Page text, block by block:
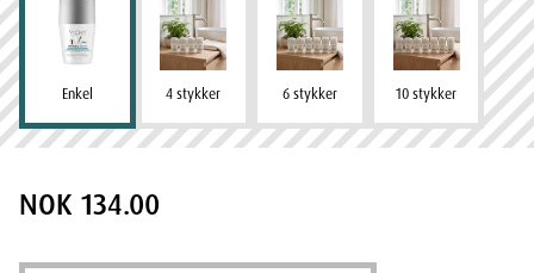
Enkel 4 stykker 6 stykker 10 stykker
NOK 134.00